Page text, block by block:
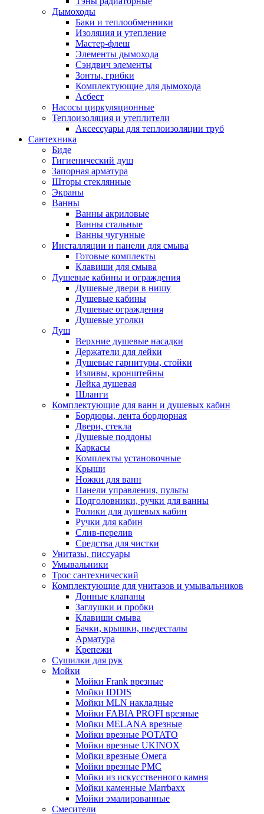
Дымоходы
Баки и теплообменники
Изоляция и утепление
Мастер-флеш
Элементы дымохода
Сэндвич элементы
Зонты, грибки
Комплектующие для дымохода
Асбест
Насосы циркуляционные
Теплоизоляция и утеплители
Аксессуары для теплоизоляции труб
Сантехника
Биде
Гигиенический душ
Запорная арматура
Шторы стеклянные
Экраны
Ванны
Ванны акриловые
Ванны стальные
Ванны чугунные
Инсталляции и панели для смыва
Готовые комплекты
Клавиши для смыва
Душевые кабины и ограждения
Душевые двери в нишу
Душевые кабины
Душевые ограждения
Душевые уголки
Душ
Верхние душевые насадки
Держатели для лейки
Душевые гарнитуры, стойки
Изливы, кронштейны
Лейка душевая
Шланги
Комплектующие для ванн и душевых кабин
Бордюры, лента бордюрная
Двери, стекла
Душевые поддоны
Каркасы
Комплекты установочные
Крыши
Ножки для ванн
Панели управления, пульты
Подголовники, ручки для ванны
Ролики для душевых кабин
Ручки для кабин
Слив-перелив
Средства для чистки
Унитазы, писсуары
Умывальники
Трос сантехнический
Комплектующие для унитазов и умывальников
Донные клапаны
Заглушки и пробки
Клавиши смыва
Бачки, крышки, пьедесталы
Арматура
Крепежи
Сушилки для рук
Мойки
Мойки Frank врезные
Мойки IDDIS
Мойки MLN накладные
Мойки FABIA PROFI врезные
Мойки MELANA врезные
Мойки врезные POTATO
Мойки врезные UKINOX
Мойки врезные Омега
Мойки врезные РМС
Мойки из искусственного камня
Мойки каменные Marrbaxx
Мойки эмалированные
Смесители